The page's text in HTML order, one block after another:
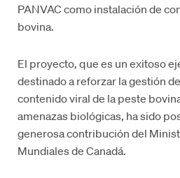
PANVAC como instalación de
bovina.
El proyecto, que es un exitoso
destinado a reforzar la gestión
contenido viral de la peste
amenazas biológicas, ha sido
generosa contribucióndel
Mundiales deCanadá.